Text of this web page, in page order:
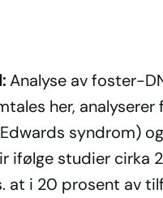
Analyse av foster-
her,
syndrom)
ifølge studier cirka
at i 20 prosent av